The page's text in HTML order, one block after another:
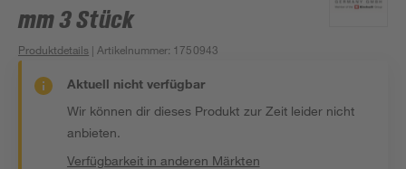
mm 3 Stück
Produktdetails | Artikelnummer: 1750943
Aktuell nicht verfügbar
Wir können dir dieses Produkt zur Zeit leider nicht
anbieten.
Verfügbarkeit in anderen Märkten